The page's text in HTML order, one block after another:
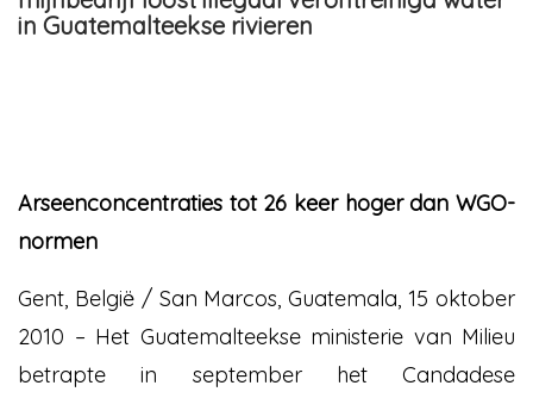
in Guatemalteekse rivieren
Arseenconcentraties tot 26 keer hoger dan WGO-
normen
Gent, België / San Marcos, Guatemala, 15 oktober
2010 – Het Guatemalteekse ministerie van Milieu
betrapte in september het Candadese